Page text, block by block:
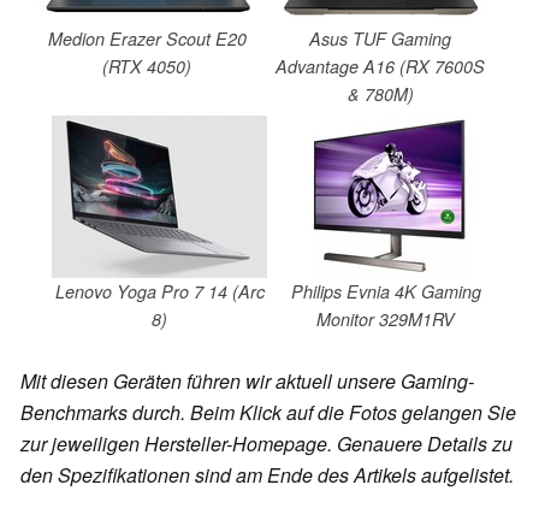
Medion Erazer Scout E20
(RTX 4050)
Asus TUF Gaming
Advantage A16 (RX 7600S
& 780M)
Lenovo Yoga Pro 7 14 (Arc
8)
Philips Evnia 4K Gaming
Monitor 329M1RV
Mit diesen Geräten führen wir aktuell unsere Gaming-
Benchmarks durch. Beim Klick auf die Fotos gelangen Sie
zur jeweiligen Hersteller-Homepage. Genauere Details zu
den Spezifikationen sind am Ende des Artikels aufgelistet.